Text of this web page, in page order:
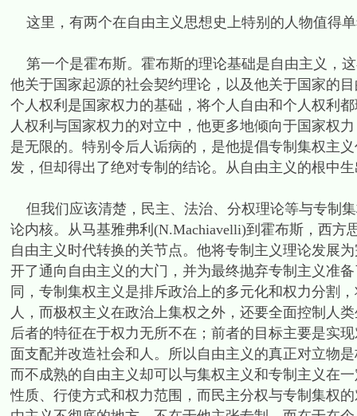
这里，有两个在自由主义思想史上特别的人物值得
第一个是霍布斯。霍布斯的理论基础是自由主义，
他关于国家起源的社会契约理论，以及他关于国家的
个人权利是国家权力的基础，将个人自由和个人权利
人权利与国家权力的对立中，他更多地倾向于国家权
是无限的。特别令后人诟病的，是他提倡专制集权主
发，但却得出了绝对专制的结论。从自由主义的根中
但我们应该清楚，民主、法治、分权理论等与专制
论内核。从马基雅弗利(N.Machiavelli)到霍布斯，西
自由主义时代转换的关节点。他将专制主义理论发展
开了通向自由主义的大门，并为最终抛弃专制主义准
同，专制集权主义是排斥政治上的多元化和权力分割
人，而极权主义在政治上集权之外，还要全面控制人
后者的特征在于权力无所不在；前者的目标主要是实
面支配并改造社会和人。所以自由主义的真正对立物
而不成熟的自由主义却可以与集权主义和专制主义在
性质、行使方式和权力范围，而民主分权与专制集权